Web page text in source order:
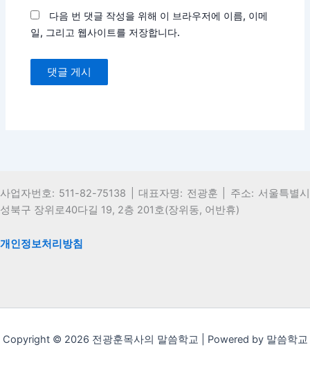
다음 번 댓글 작성을 위해 이 브라우저에 이름, 이메
일, 그리고 웹사이트를 저장합니다.
사업자번호: 511-82-75138 | 대표자명: 전광훈 | 주소: 서울특별시
성북구 장위로40다길 19, 2층 201호(장위동, 어반휴)
개인정보처리방침
Copyright © 2026 전광훈목사의 말씀학교 | Powered by 말씀학교